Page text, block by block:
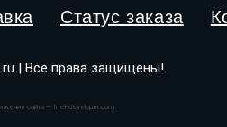
Статус заказа
| Все права защищены!
сайта — Inet-developer.com